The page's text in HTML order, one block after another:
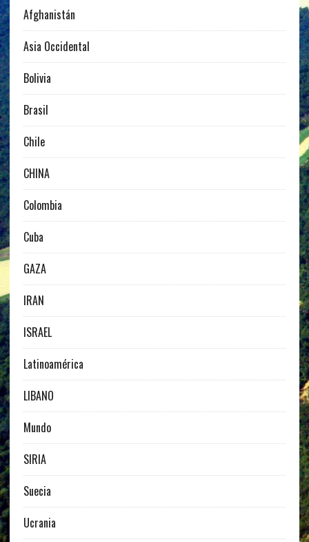
Afghanistán
Asia Occidental
Bolivia
Brasil
Chile
CHINA
Colombia
Cuba
GAZA
IRAN
ISRAEL
Latinoamérica
LIBANO
Mundo
SIRIA
Suecia
Ucrania